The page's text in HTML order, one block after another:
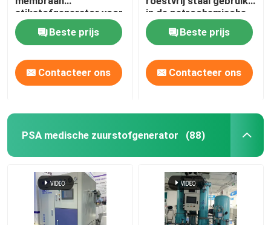
stikstofgenerator voor
petrochemie
Beste prijs
Contacteer ons
in de petrochemische
industrie
Beste prijs
Contacteer ons
PSA medische zuurstofgenerator (88)